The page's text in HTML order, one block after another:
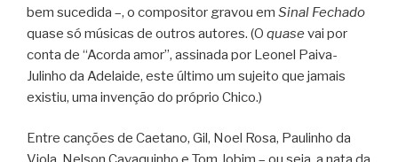
bem sucedida –, o compositor gravou em Sinal Fechado
quase só músicas de outros autores. (O quase vai por
conta de “Acorda amor”, assinada por Leonel Paiva-
Julinho da Adelaide, este último um sujeito que jamais
existiu, uma invenção do próprio Chico.)
Entre canções de Caetano, Gil, Noel Rosa, Paulinho da